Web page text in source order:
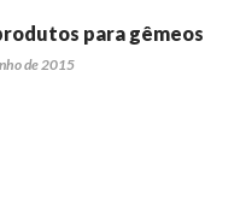
para gêmeos
de 2015